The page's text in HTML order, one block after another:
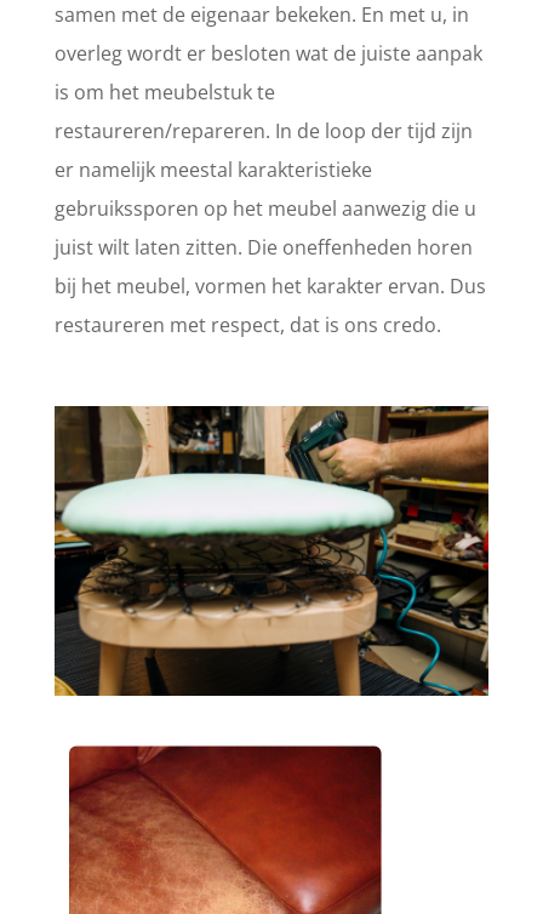
samen met de eigenaar bekeken. En met u, in
overleg wordt er besloten wat de juiste aanpak
is om het meubelstuk te
restaureren/repareren. In de loop der tijd zijn
er namelijk meestal karakteristieke
gebruikssporen op het meubel aanwezig die u
juist wilt laten zitten. Die oneffenheden horen
bij het meubel, vormen het karakter ervan. Dus
restaureren met respect, dat is ons credo.